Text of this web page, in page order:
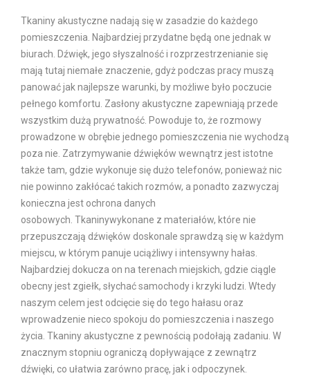
Tkaniny akustyczne nadają się w zasadzie do każdego
pomieszczenia. Najbardziej przydatne będą one jednak w
biurach. Dźwięk, jego słyszalność i rozprzestrzenianie się
mają tutaj niemałe znaczenie, gdyż podczas pracy muszą
panować jak najlepsze warunki, by możliwe było poczucie
pełnego komfortu. Zasłony akustyczne zapewniają przede
wszystkim dużą prywatność. Powoduje to, że rozmowy
prowadzone w obrębie jednego pomieszczenia nie wychodzą
poza nie. Zatrzymywanie dźwięków wewnątrz jest istotne
także tam, gdzie wykonuje się dużo telefonów, ponieważ nic
nie powinno zakłócać takich rozmów, a ponadto zazwyczaj
konieczna jest ochrona danych
osobowych. Tkaninywykonane z materiałów, które nie
przepuszczają dźwięków doskonale sprawdzą się w każdym
miejscu, w którym panuje uciążliwy i intensywny hałas.
Najbardziej dokucza on na terenach miejskich, gdzie ciągle
obecny jest zgiełk, słychać samochody i krzyki ludzi. Wtedy
naszym celem jest odcięcie się do tego hałasu oraz
wprowadzenie nieco spokoju do pomieszczenia i naszego
życia. Tkaniny akustyczne z pewnością podołają zadaniu. W
znacznym stopniu ograniczą dopływające z zewnątrz
dźwięki, co ułatwia zarówno pracę, jak i odpoczynek.